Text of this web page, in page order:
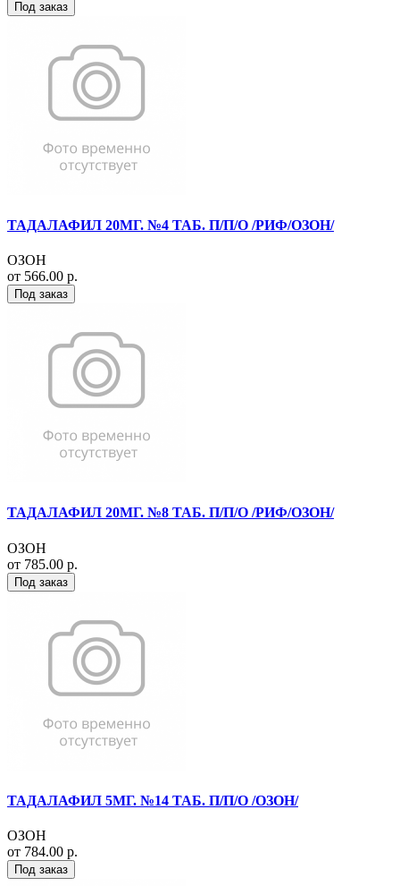
Под заказ
ТАДАЛАФИЛ 20МГ. №4 ТАБ. П/П/О /РИФ/ОЗОН/
ОЗОН
от 566.00 р.
Под заказ
ТАДАЛАФИЛ 20МГ. №8 ТАБ. П/П/О /РИФ/ОЗОН/
ОЗОН
от 785.00 р.
Под заказ
ТАДАЛАФИЛ 5МГ. №14 ТАБ. П/П/О /ОЗОН/
ОЗОН
от 784.00 р.
Под заказ